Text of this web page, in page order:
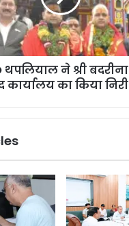
थपलियाल ने श्री
कार्यालय का किया